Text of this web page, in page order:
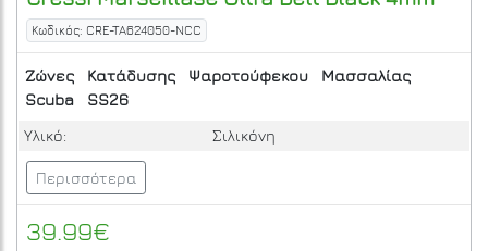
Κωδικός: CRE-TA624050-NCC
Ζώνες Κατάδυσης Ψαροτούφεκου
Μασσαλίας
Scuba
SS26
Υλικό:
Σιλικόνη
Περισσότερα
39.99€